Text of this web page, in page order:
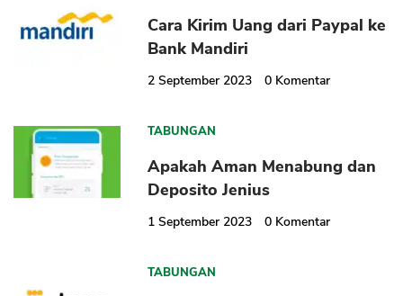
Cara Kirim Uang dari Paypal ke
Bank Mandiri
2 September 2023 0 Komentar
TABUNGAN
Apakah Aman Menabung dan
Deposito Jenius
1 September 2023 0 Komentar
TABUNGAN